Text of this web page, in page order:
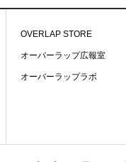
OVERLAP STORE
オーバーラップ広報室
オーバーラップラボ